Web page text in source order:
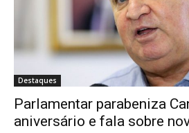
Destaques
Parlamentar parabeniza
aniversário e fala sobre